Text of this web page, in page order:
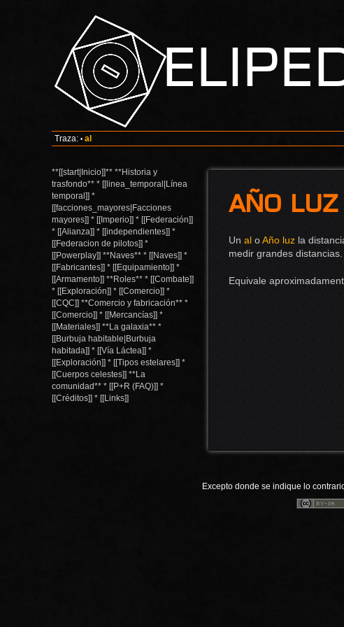
Traza: • al
**[[start|Inicio]]** **Historia y
trasfondo** * [[linea_temporal|Línea
temporal]] *
[[facciones_mayores|Facciones
mayores]] * [[Imperio]] * [[Federación]]
* [[Alianza]] * [[independientes]] *
[[Federacion de pilotos]] *
[[Powerplay]] **Naves** * [[Naves]] *
[[Fabricantes]] * [[Equipamiento]] *
[[Armamento]] **Roles** * [[Combate]]
* [[Exploración]] * [[Comercio]] *
[[CQC]] **Comercio y fabricación** *
[[Comercio]] * [[Mercancías]] *
[[Materiales]] **La galaxia** *
[[Burbuja habitable|Burbuja
habitada]] * [[Vía Láctea]] *
[[Exploración]] * [[Tipos estelares]] *
[[Cuerpos celestes]] **La
comunidad** * [[P+R (FAQ)]] *
[[Créditos]] * [[Links]]
Año luz
Un aloAño luzla
medir grandes distancias.
Equivale
Excepto donde se indique lo